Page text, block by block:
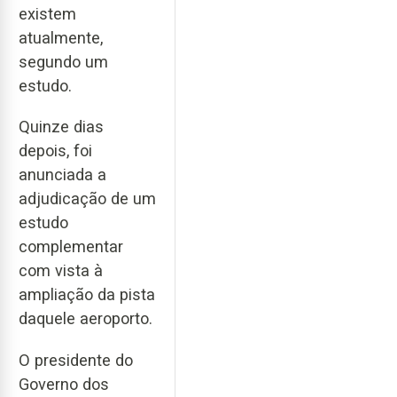
existem
atualmente,
segundo um
estudo.
Quinze dias
depois, foi
anunciada a
adjudicação de um
estudo
complementar
com vista à
ampliação da pista
daquele aeroporto.
O presidente do
Governo dos